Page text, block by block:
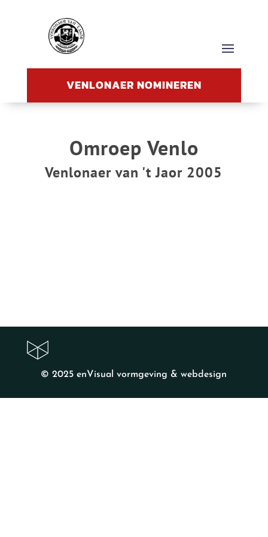
VENLONAER NOMINEREN
Omroep Venlo
Venlonaer van 't Jaor 2005
© 2025enVisual vormgeving & webdesign